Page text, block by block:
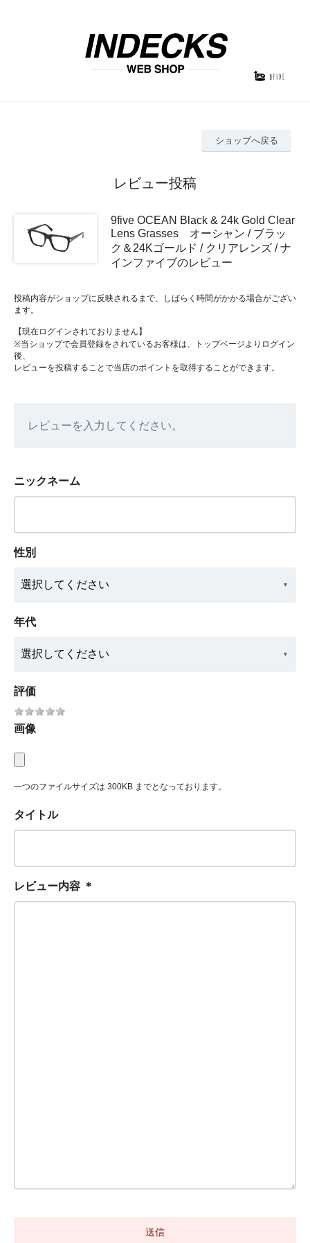
ショップへ戻る
レビュー投稿
9five OCEAN Black & 24k Gold Clear
Lens Grasses オーシャン / ブラッ
ク＆24Kゴールド / クリアレンズ / ナ
インファイブのレビュー
投稿内容がショップに反映されるまで、しばらく時間がかかる場合がござい
ます。
【現在ログインされておりません】
※当ショップで会員登録をされているお客様は、トップページよりログイン
後、
レビューを投稿することで当店のポイントを取得することができます。
レビューを入力してください。
ニックネーム
性別
年代
評価
画像
一つのファイルサイズは 300KB までとなっております。
タイトル
レビュー内容 ＊